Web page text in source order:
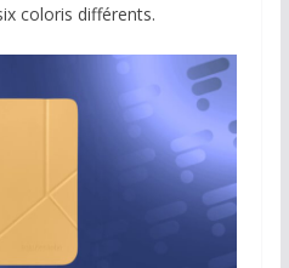
coloris différents.